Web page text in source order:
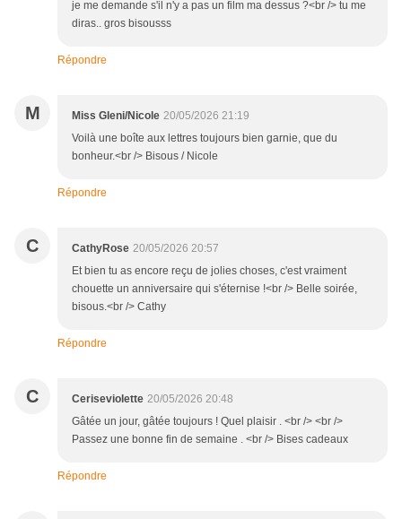
je me demande s'il n'y a pas un film ma dessus ?<br /> tu me
diras.. gros bisousss
Répondre
M Miss Gleni/Nicole 20/05/2026 21:19
Voilà une boîte aux lettres toujours bien garnie, que du
bonheur.<br /> Bisous / Nicole
Répondre
C CathyRose 20/05/2026 20:57
Et bien tu as encore reçu de jolies choses, c'est vraiment
chouette un anniversaire qui s'éternise !<br /> Belle soirée,
bisous.<br /> Cathy
Répondre
C Ceriseviolette 20/05/2026 20:48
Gâtée un jour, gâtée toujours ! Quel plaisir . <br /> <br />
Passez une bonne fin de semaine . <br /> Bises cadeaux
Répondre